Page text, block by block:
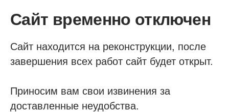
Сайт временно отключен
Сайт находится на реконструкции, после
завершения всех работ сайт будет открыт.
Приносим вам свои извинения за
доставленные неудобства.